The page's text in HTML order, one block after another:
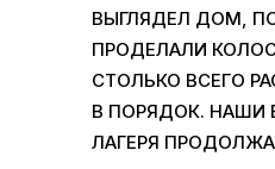
ВЫГЛЯДЕЛ ДОМ
ПРОДЕЛАЛИ
СТОЛЬКО ВСЕГО
В ПОРЯДОК. НАШИ
ЛАГЕРЯ